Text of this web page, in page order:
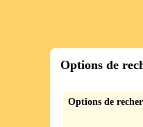
Options de
Options de